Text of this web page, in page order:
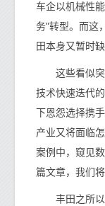
车企以机械性
务"转型。而这
田本身又暂时缺
这些看似突
技术快速迭代
下恩怨选择携
产业又将面临
案例中，窥见
篇文章，我们
丰田之所以